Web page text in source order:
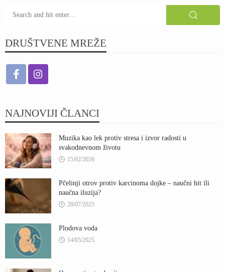
DRUŠTVENE MREŽE
NAJNOVIJI ČLANCI
Muzika kao lek protiv stresa i izvor radosti u
svakodnevnom životu
15/02/2026
Pčelinji otrov protiv karcinoma dojke – naučni hit ili
naučna iluzija?
28/07/2025
Plodova voda
14/05/2025